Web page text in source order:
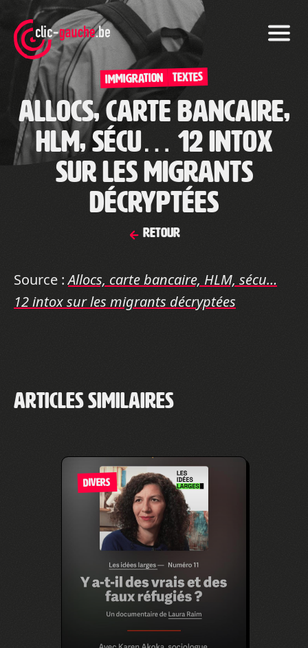
the
content
Immigration TEXTES
Allocs, carte bancaire,
HLM, sécu… 12 intox
sur les migrants
décryptées
Retour
Source :Allocs, carte bancaire, HLM, sécu…
12 intox sur les migrants décryptées
Articles similaires
DIVERS